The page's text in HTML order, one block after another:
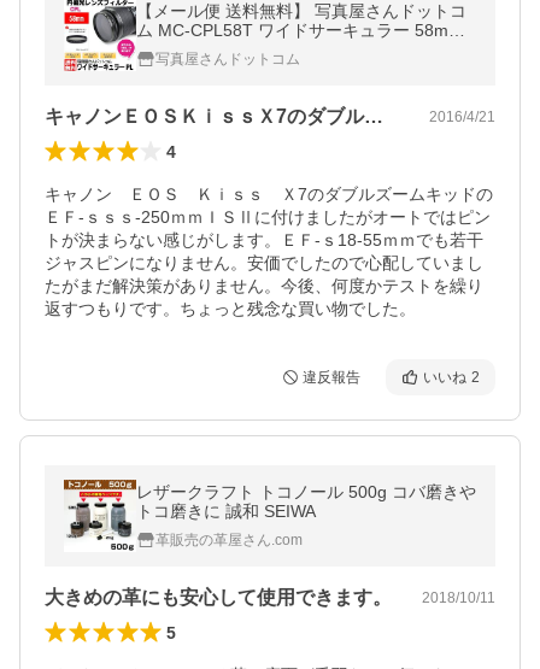
【メール便 送料無料】 写真屋さんドットコ
ム MC-CPL58T ワイドサーキュラー 58mm
径 PLフィルター 薄枠 【即納】
写真屋さんドットコム
キャノンＥＯＳＫｉｓｓＸ7のダブルズー… 2016/4/21
4
キャノン　ＥＯＳ　Ｋｉｓｓ　Ｘ7のダブルズームキッドの
ＥＦ-ｓｓｓ-250ｍｍＩＳⅡに付けましたがオートではピン
トが決まらない感じがします。ＥＦ-ｓ18-55ｍｍでも若干
ジャスピンになりません。安価でしたので心配していまし
たがまだ解決策がありません。今後、何度かテストを繰り
返すつもりです。ちょっと残念な買い物でした。
違反報告 いいね 2
レザークラフト トコノール 500g コバ磨きや
トコ磨きに 誠和 SEIWA
革販売の革屋さん.com
大きめの革にも安心して使用できます。 2018/10/11
5